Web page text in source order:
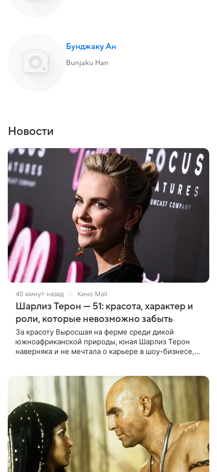
Бунджаку Ан
Bunjaku Han
Новости
40 минут назад Кино Mail
Шарлиз Терон — 51: красота, характер и
роли, которые невозможно забыть
За красоту Выросшая на ферме среди дикой
южноафриканской природы, юная Шарлиз Терон
наверняка и не мечтала о карьере в шоу-бизнесе,